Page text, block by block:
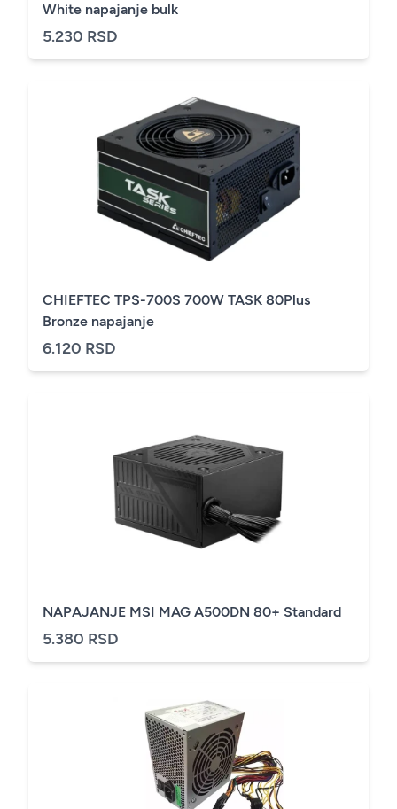
White napajanje bulk
5.230 RSD
CHIEFTEC TPS-700S 700W TASK 80Plus
Bronze napajanje
6.120 RSD
NAPAJANJE MSI MAG A500DN 80+ Standard
5.380 RSD